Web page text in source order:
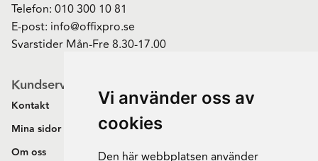
Vi använder oss av
cookies
Den här webbplatsen använder
Telefon: 010 300 10 81
E-post: info@offixpro.se
Svarstider Mån-Fre 8.30-17.00
Kundservice
Kontakt
Mina sidor
Om oss